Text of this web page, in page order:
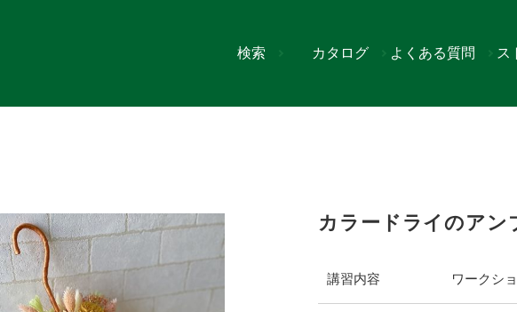
検索 カタログ よくある質問 ス
カラードライのアン
講習内容 ワークシ